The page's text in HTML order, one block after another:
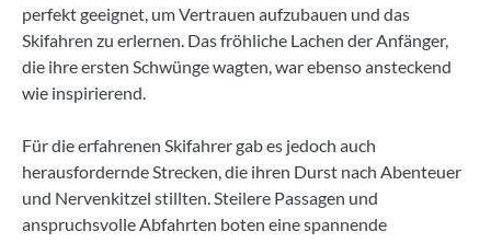
perfekt geeignet, um Vertrauen aufzubauen und das
Skifahren zu erlernen. Das fröhliche Lachen der Anfänger,
die ihre ersten Schwünge wagten, war ebenso ansteckend
wie inspirierend.
Für die erfahrenen Skifahrer gab es jedoch auch
herausfordernde Strecken, die ihren Durst nach Abenteuer
und Nervenkitzel stillten. Steilere Passagen und
anspruchsvolle Abfahrten boten eine spannende